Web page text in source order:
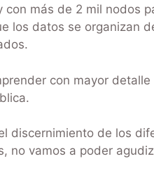
más de 2 mil nodos
los datos se organizan
con mayor
discernimiento de los
no vamos a poder